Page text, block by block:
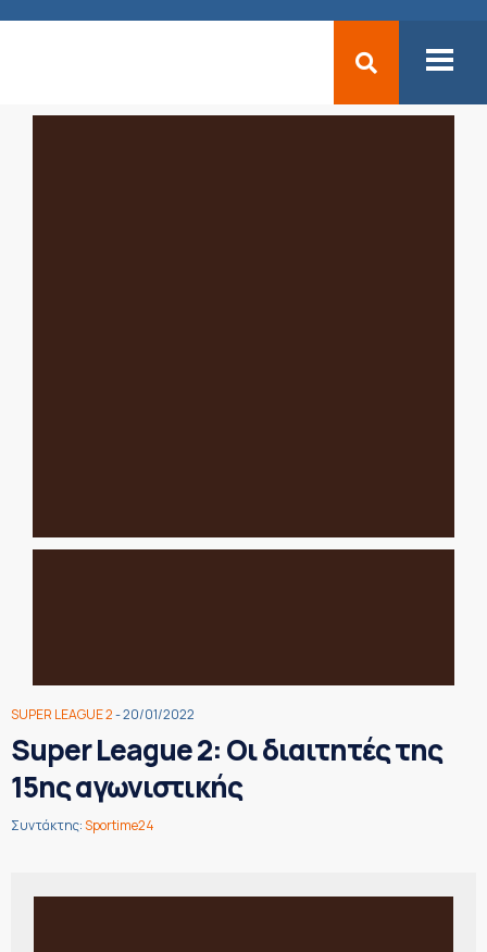
SUPER LEAGUE 2- 20/01/2022
Super League 2: Οι διαιτητές της
15ης αγωνιστικής
Συντάκτης:Sportime24